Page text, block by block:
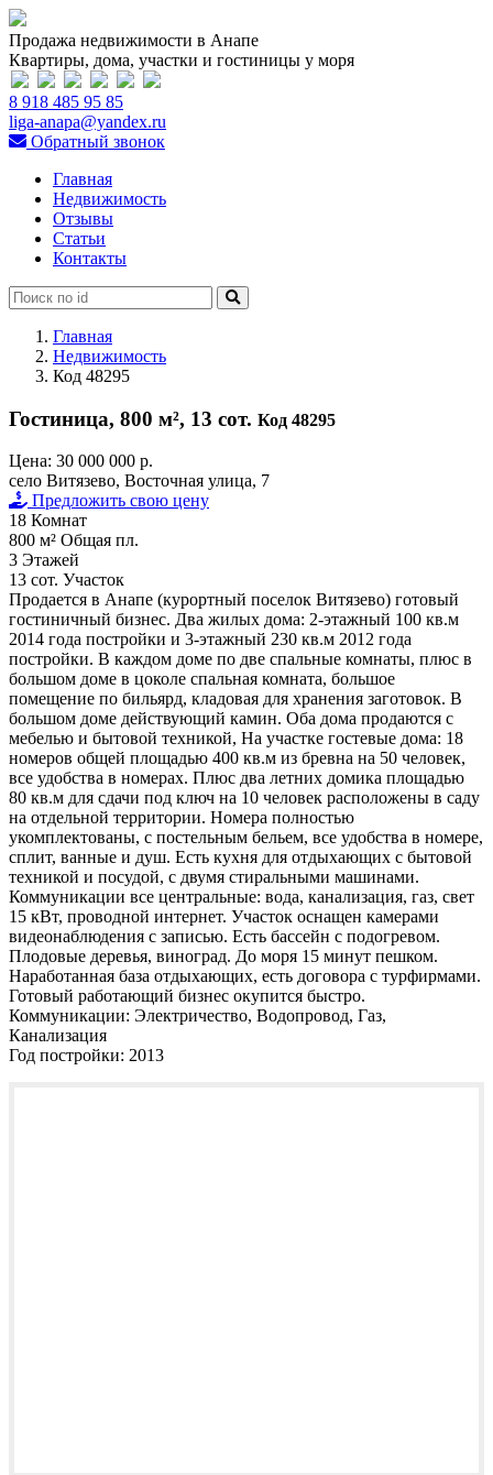
Продажа недвижимости в Анапе
Квартиры, дома, участки и гостиницы у моря
8 918 485 95 85
liga-anapa@yandex.ru
Обратный звонок
Главная
Недвижимость
Отзывы
Статьи
Контакты
Главная
Недвижимость
Код 48295
Гостиница, 800 м², 13 сот. Код 48295
Цена: 30 000 000 р.
село Витязево, Восточная улица, 7
Предложить свою цену
18 Комнат
800 м² Общая пл.
3 Этажей
13 сот. Участок
Продается в Анапе (курортный поселок Витязево) готовый
гостиничный бизнес. Два жилых дома: 2-этажный 100 кв.м
2014 года постройки и 3-этажный 230 кв.м 2012 года
постройки. В каждом доме по две спальные комнаты, плюс в
большом доме в цоколе спальная комната, большое
помещение по бильярд, кладовая для хранения заготовок. В
большом доме действующий камин. Оба дома продаются с
мебелью и бытовой техникой, На участке гостевые дома: 18
номеров общей площадью 400 кв.м из бревна на 50 человек,
все удобства в номерах. Плюс два летних домика площадью
80 кв.м для сдачи под ключ на 10 человек расположены в саду
на отдельной территории. Номера полностью
укомплектованы, с постельным бельем, все удобства в номере,
сплит, ванные и душ. Есть кухня для отдыхающих с бытовой
техникой и посудой, с двумя стиральными машинами.
Коммуникации все центральные: вода, канализация, газ, свет
15 кВт, проводной интернет. Участок оснащен камерами
видеонаблюдения с записью. Есть бассейн с подогревом.
Плодовые деревья, виноград. До моря 15 минут пешком.
Наработанная база отдыхающих, есть договора с турфирмами.
Готовый работающий бизнес окупится быстро.
Коммуникации: Электричество, Водопровод, Газ,
Канализация
Год постройки: 2013